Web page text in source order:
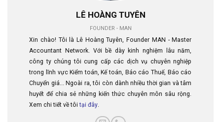
LÊ HOÀNG TUYÊN
FOUNDER - MAN
Xin chào! Tôi là Lê Hoàng Tuyên, Founder MAN - Master
Accountant Network. Với bề dày kinh nghiệm lâu năm,
công ty chúng tôi cung cấp các dịch vụ chuyên nghiệp
trong lĩnh vực Kiểm toán, Kế toán, Báo cáo Thuế, Báo cáo
Chuyển giá... Ngoài ra, tôi còn dành nhiều thời gian và tâm
huyết để chia sẻ những kiến thức chuyên môn sâu rộng.
Xem chi tiết về tôitại đây.